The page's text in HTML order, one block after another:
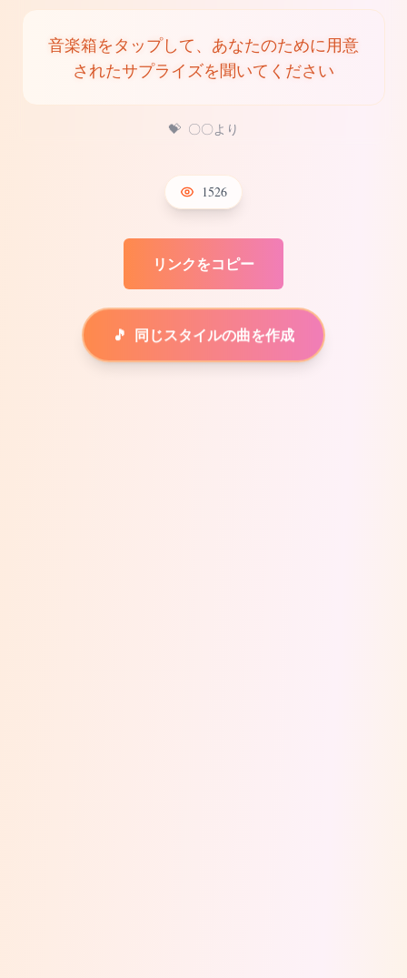
音楽箱をタップして、あなたのために用意
されたサプライズを聞いてください
💝 〇〇より
1526
リンクをコピー
🎵 同じスタイルの曲を作成